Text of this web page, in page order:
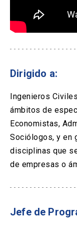
Dirigido a:
Ingenieros
ámbitos de
Economistas,
Sociólogos, y en
disciplinas que
de empresas o
Jefe de